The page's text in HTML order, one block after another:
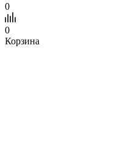
0
0
Корзина